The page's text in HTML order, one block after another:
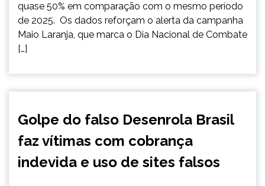
quase 50% em comparação com o mesmo período
de 2025. Os dados reforçam o alerta da campanha
Maio Laranja, que marca o Dia Nacional de Combate
[…]
NOTÍCIAS
Golpe do falso Desenrola Brasil
faz vítimas com cobrança
indevida e uso de sites falsos